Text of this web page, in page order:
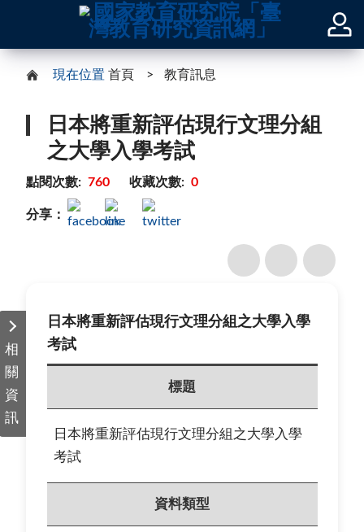
現在位置 首頁 教育訊息
日本將重新評估現行文理分組
之大學入學考試
點閱次數: 760 收藏次數: 0
分享：
相
關
資
訊
日本將重新評估現行文理分組之大學入學
考試
標題
日本將重新評估現行文理分組之大學入學
考試
資料類型